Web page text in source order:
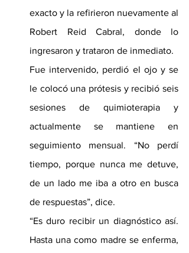
exacto y la refirieron nuevamente al
Robert Reid Cabral, donde lo
ingresaron y trataron de inmediato.
Fue intervenido, perdió el ojo y se
le colocó una prótesis y recibió seis
sesiones de quimioterapia y
actualmente se mantiene en
seguimiento mensual. “No perdí
tiempo, porque nunca me detuve,
de un lado me iba a otro en busca
de respuestas”, dice.
“Es duro recibir un diagnóstico así.
Hasta una como madre se enferma,